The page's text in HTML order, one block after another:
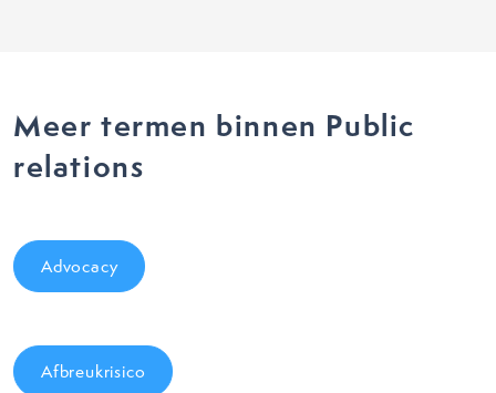
Meer termen binnen Public
relations
Advocacy
Afbreukrisico